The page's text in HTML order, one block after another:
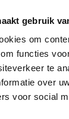
gebruik
om
functies
te
over
voor social
nieuwsbrief